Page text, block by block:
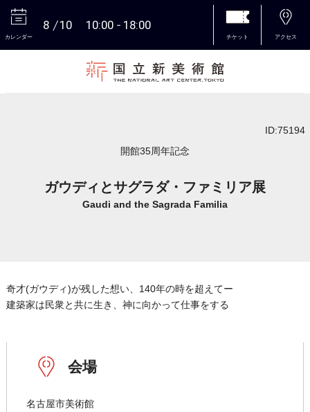
カレンダー
8 10 10:00 18:00
チケット アクセス
ID:75194
開館35周年記念
ガウディとサグラダ・ファミリア展
Gaudi and the Sagrada Familia
奇才(ガウディ)が残した想い、140年の時を超えてー
建築家は民衆と共に生き、神に向かって仕事をする
会場
名古屋市美術館